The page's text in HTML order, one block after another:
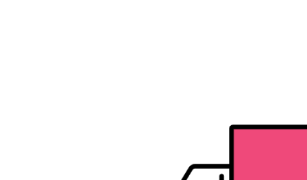
WEBお申
24時間OK